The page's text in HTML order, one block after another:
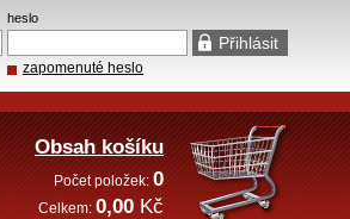
heslo
zapomenuté heslo
Obsah košíku
Počet položek:0
Celkem: 0,00 Kč